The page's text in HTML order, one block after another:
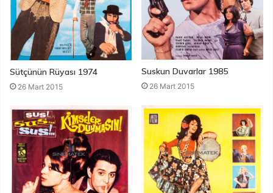
Sütçünün Rüyası 1974
26 Mart 2015
Suskun Duvarlar 1985
26 Mart 2015